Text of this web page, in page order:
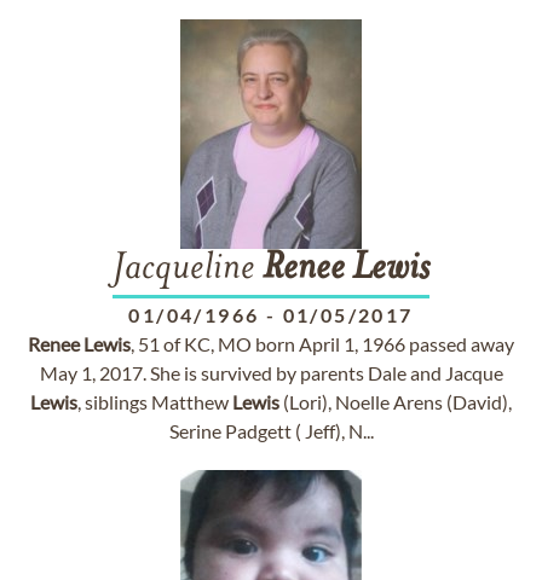
Jacqueline ReneeLewis
01/04/1966 - 01/05/2017
Renee Lewis, 51 of KC, MO born April 1, 1966 passed away
May 1, 2017. She is survived by parents Dale and Jacque
Lewis, siblings Matthew Lewis (Lori), Noelle Arens (David),
Serine Padgett ( Jeff), N...